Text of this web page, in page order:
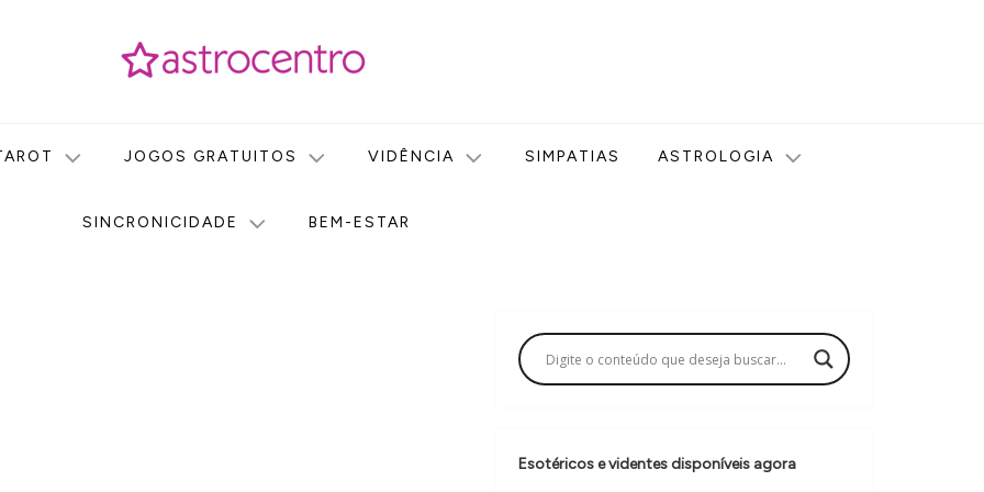
JOGOS GRATUITOS VIDÊNCIA SIMPATIAS ASTROLOGIA
SINCRONICIDADE BEM-ESTAR
Esotéricos e videntes disponíveis agora